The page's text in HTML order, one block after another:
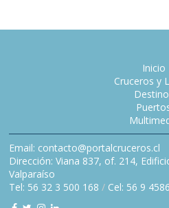
Inicio
Cruceros y
Email: contacto@portalcruceros.cl
Dirección: Viana 837, of. 214,
Valparaíso
Tel: 56 32 3 500 168 / Cel: 56 9